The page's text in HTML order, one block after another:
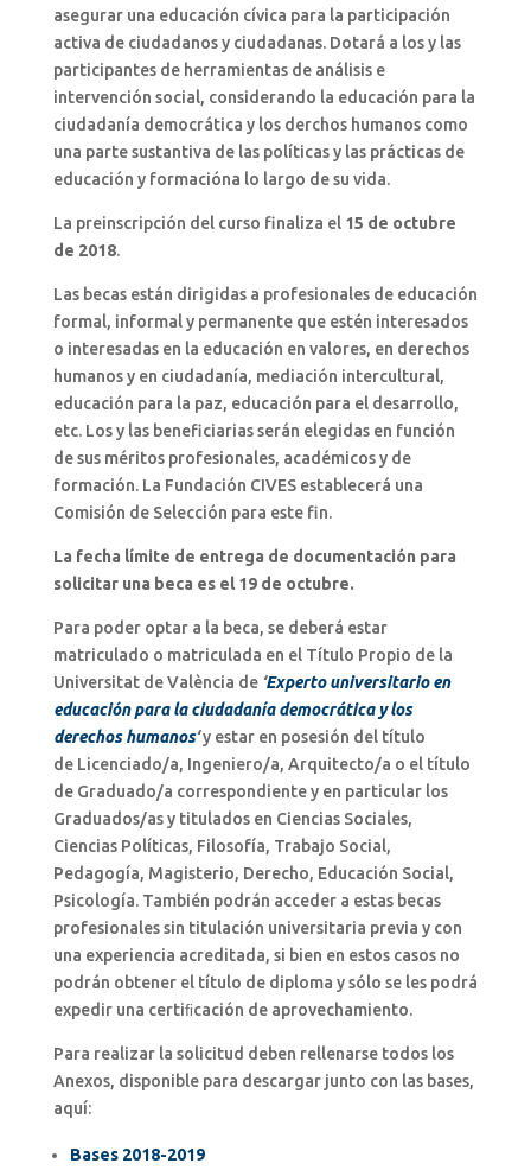
asegurar una educación cívica para la participación
activa de ciudadanos y ciudadanas. Dotará a los y las
participantes de herramientas de análisis e
intervención social, considerando la educación para la
ciudadanía democrática y los derchos humanos como
una parte sustantiva de las políticas y las prácticas de
educación y formacióna lo largo de su vida.
La preinscripción del curso finaliza el 15 de octubre
de 2018.
Las becas están dirigidas a profesionales de educación
formal, informal y permanente que estén interesados
o interesadas en la educación en valores, en derechos
humanos y en ciudadanía, mediación intercultural,
educación para la paz, educación para el desarrollo,
etc. Los y las beneficiarias serán elegidas en función
de sus méritos profesionales, académicos y de
formación. La Fundación CIVES establecerá una
Comisión de Selección para este fin.
La fecha límite de entrega de documentación para
solicitar una beca es el 19 de octubre.
Para poder optar a la beca, se deberá estar
matriculado o matriculada en el Título Propio de la
Universitat de València de‘Experto universitario en
educación para la ciudadanía democrática y los
derechos humanos‘y estar en posesión del título
de Licenciado/a, Ingeniero/a, Arquitecto/a o el título
de Graduado/a correspondiente y en particular los
Graduados/as y titulados en Ciencias Sociales,
Ciencias Políticas, Filosofía, Trabajo Social,
Pedagogía, Magisterio, Derecho, Educación Social,
Psicología. También podrán acceder a estas becas
profesionales sin titulación universitaria previa y con
una experiencia acreditada, si bien en estos casos no
podrán obtener el título de diploma y sólo se les podrá
expedir una certiﬁcación de aprovechamiento.
Para realizar la solicitud deben rellenarse todos los
Anexos, disponible para descargar junto con las bases,
aquí:
Bases 2018-2019